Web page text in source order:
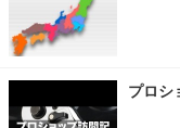
プロシ